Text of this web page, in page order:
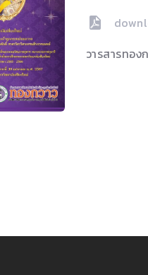
วารสารทอ